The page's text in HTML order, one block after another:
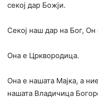
секој дар Божји.
Секој наш дар на Бог,
Она е Црквородица.
Она е нашата Мајка, а
нашата Владичица